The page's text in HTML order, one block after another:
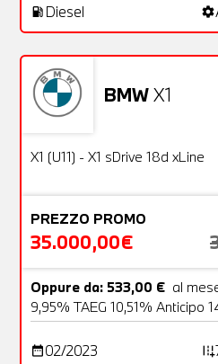
local_gas_station Diesel settings
BMWX1
Usato
X1 (U11) - X1 sDrive 18d xLine
PREZZO PROMO
35.000,00€
Oppure da: 533,00 € al
9,95% TAEG 10,51% Anticipo
date_range02/2023 add_road